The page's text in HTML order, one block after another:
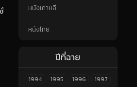
หนังเกาหลี
หนังไทย
ปีที่ฉาย
1994 1995 1996
1997